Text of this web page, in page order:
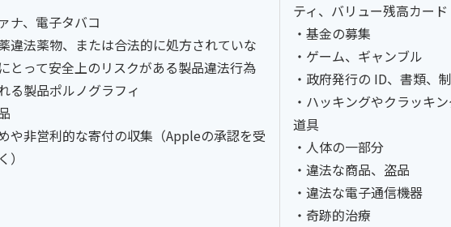
ナ、電子タバコ
違法薬物、または合法的に処方されていな
とって安全上のリスクがある製品違法行為
る製品ポルノグラフィ
や非営利的な寄付の収集（Appleの承認を受
ティ、バリュー残高カード
・基金の募集
・ゲーム、ギャンブル
・政府発行の ID、書類、
・ハッキングやクラッキ
道具
・人体の一部分
・違法な商品、盗品
・違法な電子通信機器
・奇跡的治療